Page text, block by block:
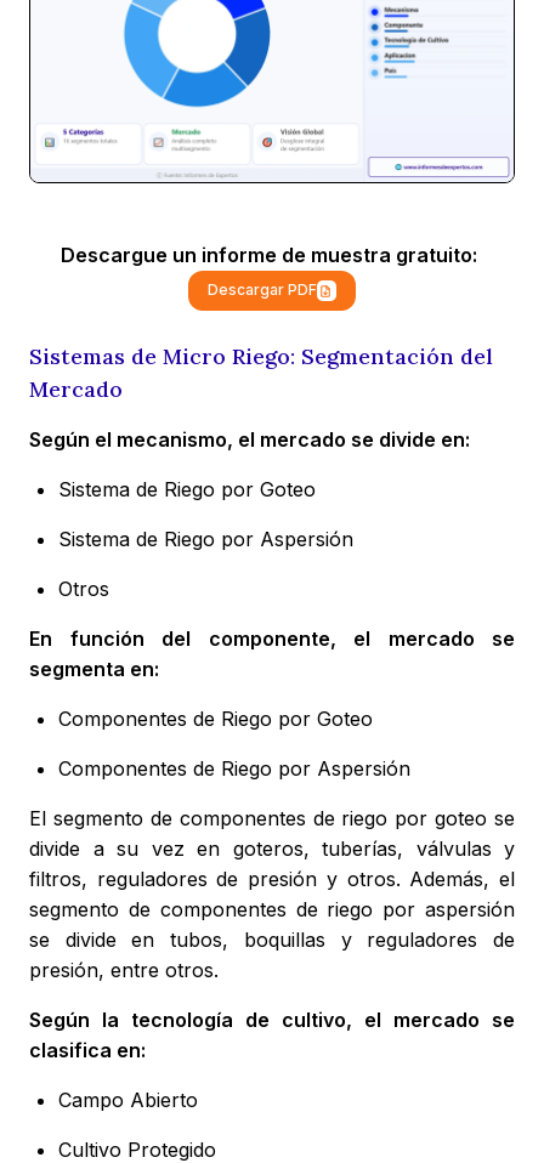
Descargue un informe de muestra gratuito:
Descargar PDF
Sistemas de Micro Riego: Segmentación del
Mercado
Según el mecanismo, el mercado se divide en:
Sistema de Riego por Goteo
Sistema de Riego por Aspersión
Otros
En función del componente, el mercado se
segmenta en:
Componentes de Riego por Goteo
Componentes de Riego por Aspersión
El segmento de componentes de riego por goteo se
divide a su vez en goteros, tuberías, válvulas y
filtros, reguladores de presión y otros. Además, el
segmento de componentes de riego por aspersión
se divide en tubos, boquillas y reguladores de
presión, entre otros.
Según la tecnología de cultivo, el mercado se
clasifica en:
Campo Abierto
Cultivo Protegido